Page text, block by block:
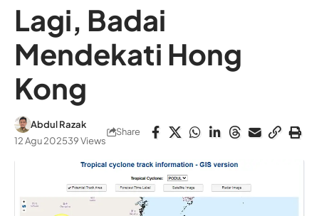
Lagi, Badai
Mendekati Hong
Kong
Abdul Razak
12 Agu 202539 Views
Share